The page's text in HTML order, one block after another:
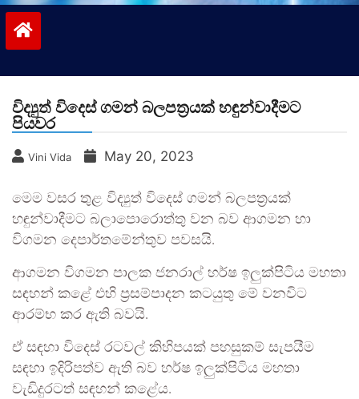
විද්‍යුත් විදෙස් ගමන් බලපත්‍රයක් හඳුන්වාදීමට
පියවර
Vini Vida May 20, 2023
මෙම වසර තුළ විද්‍යුත් විදෙස් ගමන් බලපත්‍රයක්
හඳුන්වාදීමට බලාපොරොත්තු වන බව ආගමන හා
විගමන දෙපාර්තමේන්තුව පවසයි.
ආගමන විගමන පාලක ජනරාල් හර්ෂ ඉලුක්පිටිය මහතා
සඳහන් කළේ එහි ප්‍රසම්පාදන කටයුතු මේ වනවිට
ආරම්භ කර ඇති බවයි.
ඒ සඳහා විදෙස් රටවල් කිහිපයක් පහසුකම් සැපයීම
සඳහා ඉදිරිපත්ව ඇති බව හර්ෂ ඉලුක්පිටිය මහතා
වැඩිදුරටත් සඳහන් කළේය.